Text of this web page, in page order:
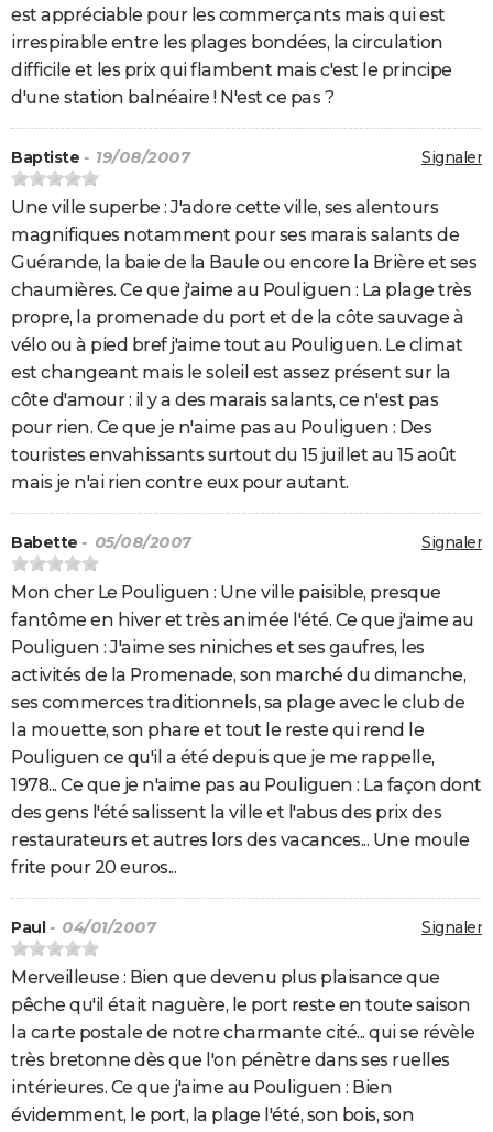
est appréciable pour les commerçants mais qui est
irrespirable entre les plages bondées, la circulation
difficile et les prix qui flambent mais c'est le principe
d'une station balnéaire ! N'est ce pas ?
Signaler
Baptiste - 19/08/2007
Une ville superbe : J'adore cette ville, ses alentours
magnifiques notamment pour ses marais salants de
Guérande, la baie de la Baule ou encore la Brière et ses
chaumières. Ce que j'aime au Pouliguen : La plage très
propre, la promenade du port et de la côte sauvage à
vélo ou à pied bref j'aime tout au Pouliguen. Le climat
est changeant mais le soleil est assez présent sur la
côte d'amour : il y a des marais salants, ce n'est pas
pour rien. Ce que je n'aime pas au Pouliguen : Des
touristes envahissants surtout du 15 juillet au 15 août
mais je n'ai rien contre eux pour autant.
Signaler
Babette - 05/08/2007
Mon cher Le Pouliguen : Une ville paisible, presque
fantôme en hiver et très animée l'été. Ce que j'aime au
Pouliguen : J'aime ses niniches et ses gaufres, les
activités de la Promenade, son marché du dimanche,
ses commerces traditionnels, sa plage avec le club de
la mouette, son phare et tout le reste qui rend le
Pouliguen ce qu'il a été depuis que je me rappelle,
1978... Ce que je n'aime pas au Pouliguen : La façon dont
des gens l'été salissent la ville et l'abus des prix des
restaurateurs et autres lors des vacances... Une moule
frite pour 20 euros...
Signaler
Paul - 04/01/2007
Merveilleuse : Bien que devenu plus plaisance que
pêche qu'il était naguère, le port reste en toute saison
la carte postale de notre charmante cité... qui se révèle
très bretonne dès que l'on pénètre dans ses ruelles
intérieures. Ce que j'aime au Pouliguen : Bien
évidemment, le port, la plage l'été, son bois, son